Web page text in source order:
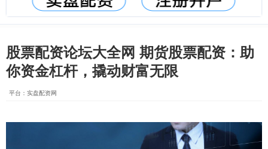
股票配资论坛大全网 期货股票配资：助
你资金杠杆，撬动财富无限
平台：实盘配资网